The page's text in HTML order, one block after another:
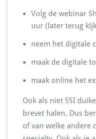
Volg de webinar
uur (later terug
neem het digitale
maak de digitale
maak online het
Ook als niet SSI
brevet halen. Dus
of van welke andere